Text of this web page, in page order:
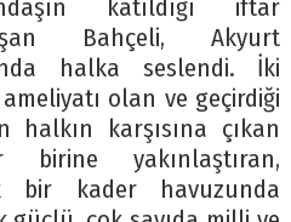
katıldığı iftar
Bahçeli, Akyurt
halka seslendi. İki
olan ve geçirdiği
halkın karşısına çıkan
yakınlaştıran,
bir kader havuzunda